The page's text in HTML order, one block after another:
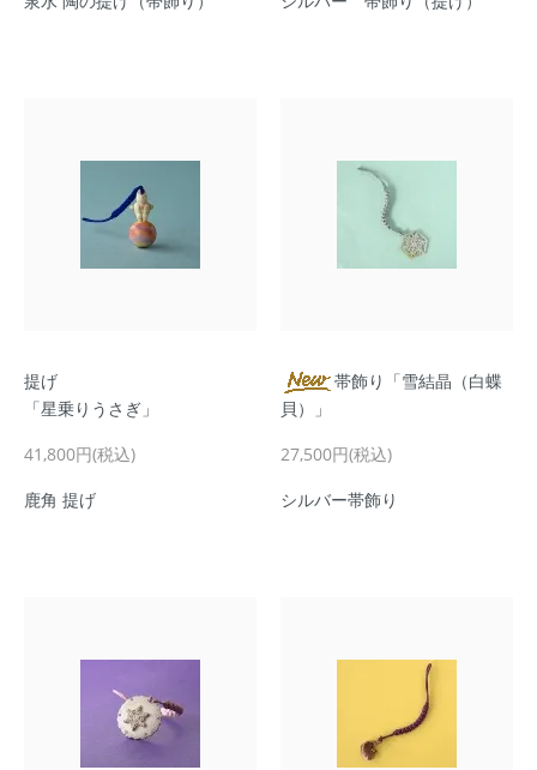
提げ
「星乗りうさぎ」
41,800円(税込)
鹿角 提げ
帯飾り「雪結晶（白蝶
貝）」
27,500円(税込)
シルバー帯飾り